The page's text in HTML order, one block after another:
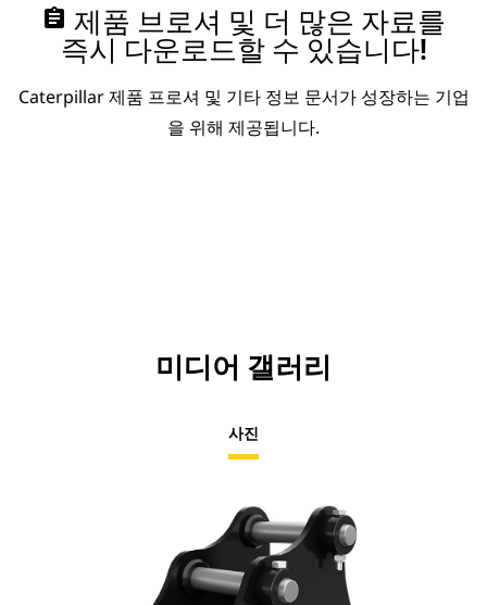
assignment 제품 브로셔 및 더 많은 자료를
즉시 다운로드할 수 있습니다!
Caterpillar 제품 프로셔 및 기타 정보 문서가 성장하는 기업
을 위해 제공됩니다.
미디어 갤러리
사진